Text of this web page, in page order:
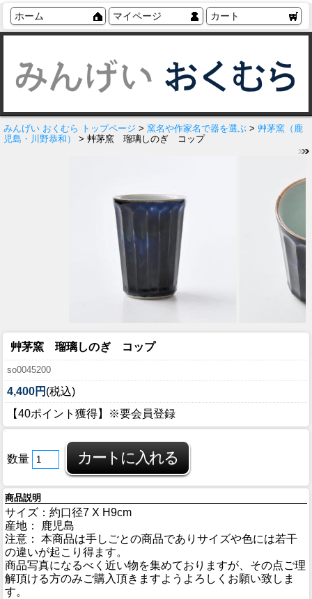
ホーム マイページ カート
みんげい おくむら トップページ > 窯名や作家名で器を選ぶ > 艸茅窯（鹿
児島・川野恭和）
> 艸茅窯 瑠璃しのぎ コップ
艸茅窯 瑠璃しのぎ コップ
so0045200
4,400円 (税込)
【40ポイント獲得】※要会員登録
数量
商品説明
サイズ：約口径7 X H9cm
産地： 鹿児島
注意： 本商品は手しごとの商品でありサイズや色には若干
の違いが起こり得ます。
商品写真になるべく近い物を集めておりますが、その点ご理
解頂ける方のみご購入頂きますようよろしくお願い致しま
す。